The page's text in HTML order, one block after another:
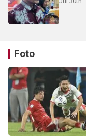
Foto